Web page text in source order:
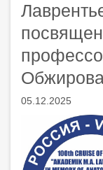
05.12.2025